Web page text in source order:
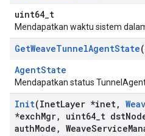
uint64_t
Mendapatkan waktu sistem
GetWeaveTunnelAgentState
AgentState
Mendapatkan status
Init(InetLayer *inet,
*exchMgr, uint64 t dst
authMode , WeaveService